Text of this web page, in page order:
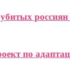
по